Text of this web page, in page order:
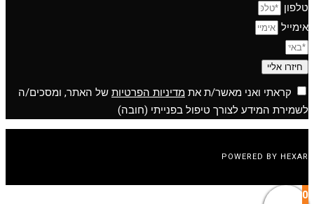
טלפון
אימייל
חיזרו אליי
קראתי ואני מאשר/ת אתמדיניות הפרטיותשל האתר, ומסכים/ה
לשמירת המידע לצורך טיפול בפנייתי (חובה)
POWERED BY HEXAR
0